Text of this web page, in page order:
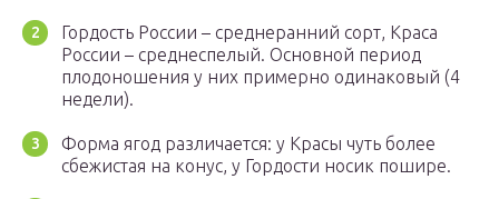
Гордость России – среднеранний сорт, Краса
России – среднеспелый. Основной период
плодоношения у них примерно одинаковый (4
недели).
Форма ягод различается: у Красы чуть более
сбежистая на конус, у Гордости носик пошире.